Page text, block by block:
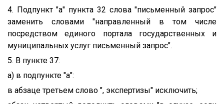
4. Подпункт "а" пункта 32 слова "письменный запрос"
заменить словами "направленный в том числе
посредством единого портала государственных и
муниципальных услуг письменный запрос".
5. В пункте 37:
а) в подпункте "а":
в абзаце третьем слово ", экспертизы" исключить;